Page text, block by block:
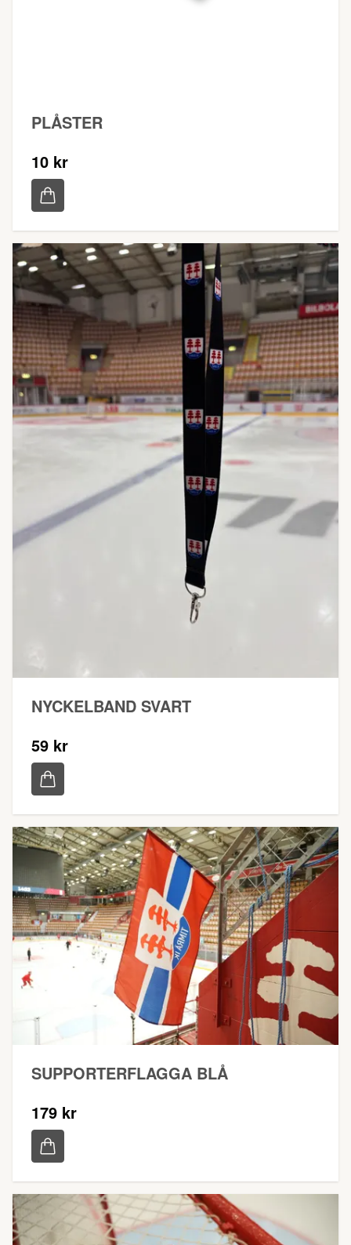
PLÅSTER
10 kr
NYCKELBAND SVART
59 kr
SUPPORTERFLAGGA BLÅ
179 kr